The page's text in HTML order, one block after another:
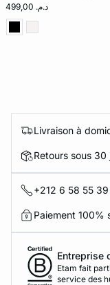
د.م. 499,00
Livraison à
Retours sous 30
+212 6 58 55
Paiement 100%
Entreprise
Etam fait
service des